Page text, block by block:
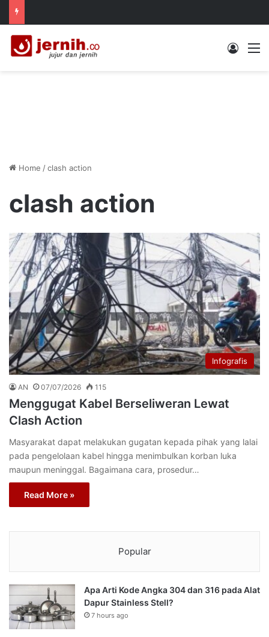
Log In
Home /clash action
clash action
Infografis
AN 07/07/2026 115
Menggugat Kabel Berseliweran Lewat
Clash Action
Masyarakat dapat melakukan gugatan kepada pihak yang lalai
pada pengelolaan kabel hingga menimbulkan korban luka
maupun meninggal. Bagaimana cara, prosedur…
Read More »
Popular
Apa Arti Kode Angka 304 dan 316 pada Alat
Dapur Stainless Stell?
7 hours ago